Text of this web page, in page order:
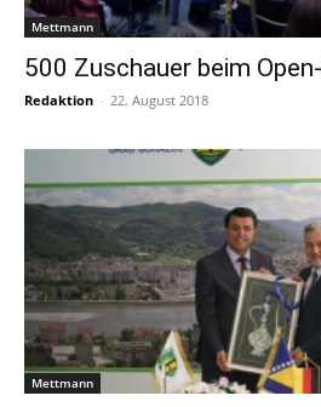
Mettmann
500 Zuschauer beim
Redaktion - 22. August 2018
Mettmann